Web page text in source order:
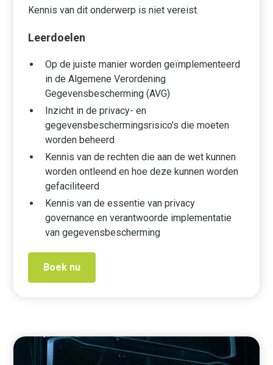
Kennis van dit onderwerp is niet vereist.
Leerdoelen
Op de juiste manier worden geïmplementeerd
in de Algemene Verordening
Gegevensbescherming (AVG)
Inzicht in de privacy- en
gegevensbeschermingsrisico’s die moeten
worden beheerd
Kennis van de rechten die aan de wet kunnen
worden ontleend en hoe deze kunnen worden
gefaciliteerd
Kennis van de essentie van privacy
governance en verantwoorde implementatie
van gegevensbescherming
Boek nu